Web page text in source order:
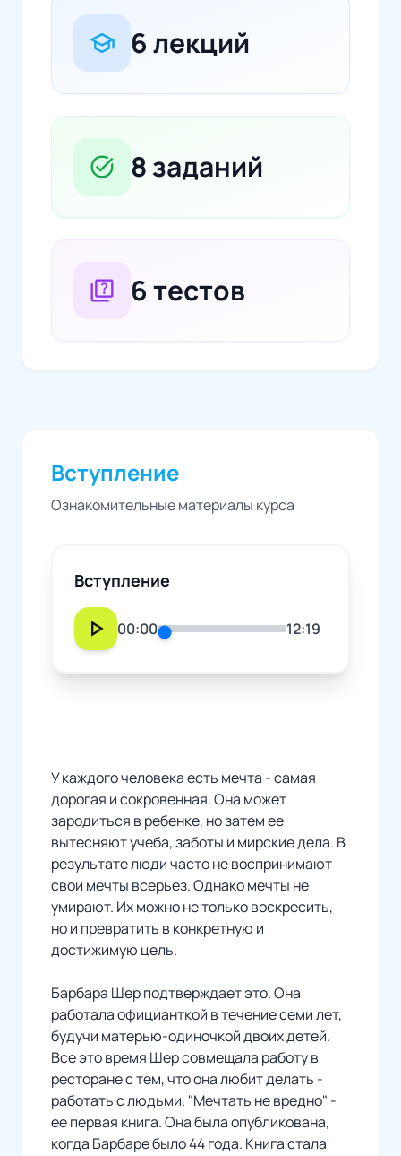
school 6 лекций
task_alt 8 заданий
quiz 6 тестов
Вступление
Ознакомительные материалы курса
Вступление
play_arrow 00:00 12:19
У каждого человека есть мечта - самая
дорогая и сокровенная. Она может
зародиться в ребенке, но затем ее
вытесняют учеба, заботы и мирские дела. В
результате люди часто не воспринимают
свои мечты всерьез. Однако мечты не
умирают. Их можно не только воскресить,
но и превратить в конкретную и
достижимую цель.
Барбара Шер подтверждает это. Она
работала официанткой в течение семи лет,
будучи матерью-одиночкой двоих детей.
Все это время Шер совмещала работу в
ресторане с тем, что она любит делать -
работать с людьми. "Мечтать не вредно" -
ее первая книга. Она была опубликована,
когда Барбаре было 44 года. Книга стала